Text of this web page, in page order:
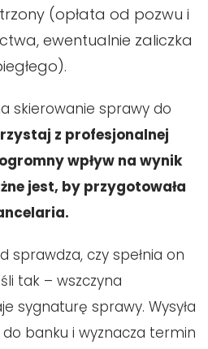
(opłata od pozwu i
ewentualnie zaliczka
skierowanie sprawy do
z profesjonalnej
wpływ na wynik
jest, by przygotowała
sprawdza, czy spełnia on
tak – wszczyna
sygnaturę sprawy. Wysyła
banku i wyznacza termin